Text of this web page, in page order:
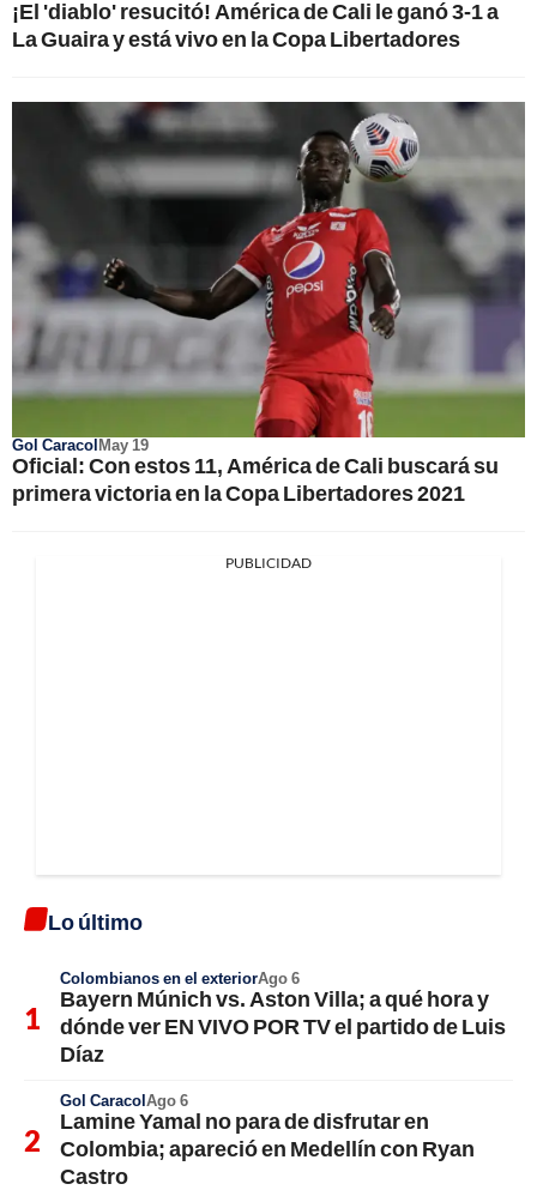
¡El 'diablo' resucitó! América de Cali le ganó 3-1 a
La Guaira y está vivo en la Copa Libertadores
Gol CaracolMay 19
Oficial: Con estos 11, América de Cali buscará su
primera victoria en la Copa Libertadores 2021
PUBLICIDAD
Lo último
Colombianos en el exteriorAgo 6
Bayern Múnich vs. Aston Villa; a qué hora y
dónde ver EN VIVO POR TV el partido de Luis
Díaz
Gol CaracolAgo 6
Lamine Yamal no para de disfrutar en
Colombia; apareció en Medellín con Ryan
Castro